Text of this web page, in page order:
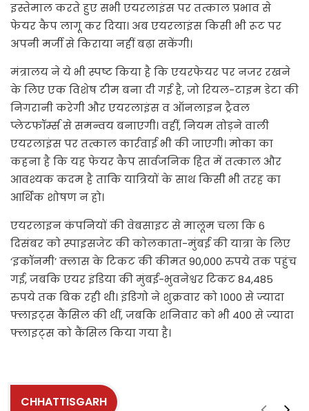
इस्तेमाल करते हुए सभी एयरलाइंस पर तत्काल प्रभाव से
फेयर कैप लागू कर दिया। अब एयरलाइंस किसी भी रूट पर
अपनी मर्जी से किराया नहीं बढ़ा सकेंगी।
मंत्रालय ने ये भी स्पष्ट किया है कि एयरफेयर पर नजर रखने
के लिए एक विशेष टीम बना दी गई है, जो रियल-टाइम डेटा की
निगरानी करेगी और एयरलाइंस व ऑनलाइन ट्रैवल
प्लेटफॉर्म्स से समन्वय बनाएगी। वहीं, नियम तोड़ने वाली
एयरलाइंस पर तत्काल कार्रवाई भी की जाएगी। मोका का
कहना है कि यह फेयर कैप सार्वजनिक हित में तत्काल और
आवश्यक कदम है ताकि यात्रियों के साथ किसी भी तरह का
आर्थिक शोषण न हो।
एयरलाइन कंपनियों की वेबसाइट से मालूम चला कि 6
दिसंबर को स्पाइसजेट की कोलकाता-मुंबई की यात्रा के लिए
‘इकॉनमी’ क्लास के टिकट की कीमत 90,000 रुपये तक पहुंच
गई, जबकि एयर इंडिया की मुंबई-भुवनेश्वर टिकट 84,485
रुपये तक बिक रही थी। इंडिगो ने शुक्रवार को 1000 से ज्यादा
फ्लाइट्स कैंसिल की थीं, जबकि शनिवार को भी 400 से ज्यादा
फ्लाइट्स को कैंसिल किया गया है।
CHHATTISGARH